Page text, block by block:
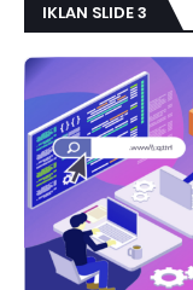
IKLAN SLIDE 3